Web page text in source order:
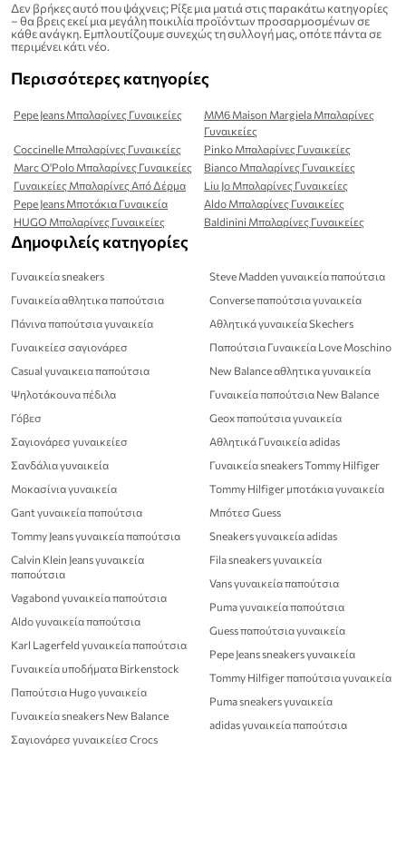
Δεν βρήκες αυτό που ψάχνεις; Ρίξε μια ματιά στις παρακάτω κατηγορίες
– θα βρεις εκεί μια μεγάλη ποικιλία προϊόντων προσαρμοσμένων σε
κάθε ανάγκη. Εμπλουτίζουμε συνεχώς τη συλλογή μας, οπότε πάντα σε
περιμένει κάτι νέο.
Περισσότερες κατηγορίες
Pepe Jeans Μπαλαρίνες Γυναικείες
MM6 Maison Margiela Μπαλαρίνες
Γυναικείες
Coccinelle Μπαλαρίνες Γυναικείες
Pinko Μπαλαρίνες Γυναικείες
Marc O'Polo Μπαλαρίνες Γυναικείες
Bianco Μπαλαρίνες Γυναικείες
Γυναικείες Μπαλαρίνες Από Δέρμα
Liu Jo Μπαλαρίνες Γυναικείες
Pepe Jeans Μποτάκια Γυναικεία
Aldo Μπαλαρίνες Γυναικείες
HUGO Μπαλαρίνες Γυναικείες
Baldinini Μπαλαρίνες Γυναικείες
Δημοφιλείς κατηγορίες
Γυναικεία sneakers
Γυναικεία αθλητικα παπούτσια
Πάνινα παπούτσια γυναικεία
Γυναικείεσ σαγιονάρεσ
Casual γυναικεια παπούτσια
Ψηλοτάκουνα πέδιλα
Γόβεσ
Σαγιονάρεσ γυναικείεσ
Σανδάλια γυναικεία
Μοκασίνια γυναικεία
Gant γυναικεία παπούτσια
Tommy Jeans γυναικεία παπούτσια
Calvin Klein Jeans γυναικεία
παπούτσια
Vagabond γυναικεία παπούτσια
Aldo γυναικεία παπούτσια
Karl Lagerfeld γυναικεία παπούτσια
Γυναικεία υποδήματα Birkenstock
Παπούτσια Hugo γυναικεία
Γυναικεία sneakers New Balance
Σαγιονάρεσ γυναικείεσ Crocs
Steve Madden γυναικεία παπούτσια
Converse παπούτσια γυναικεία
Αθλητικά γυναικεία Skechers
Παπούτσια Γυναικεία Love Moschino
New Balance αθλητικα γυναικεία
Γυναικεία παπούτσια New Balance
Geox παπούτσια γυναικεία
Αθλητικά Γυναικεία adidas
Γυναικεία sneakers Tommy Hilfiger
Tommy Hilfiger μποτάκια γυναικεία
Μπότεσ Guess
Sneakers γυναικεία adidas
Fila sneakers γυναικεία
Vans γυναικεία παπούτσια
Puma γυναικεία παπούτσια
Guess παπούτσια γυναικεία
Pepe Jeans sneakers γυναικεία
Tommy Hilfiger παπούτσια γυναικεία
Puma sneakers γυναικεία
adidas γυναικεία παπούτσια